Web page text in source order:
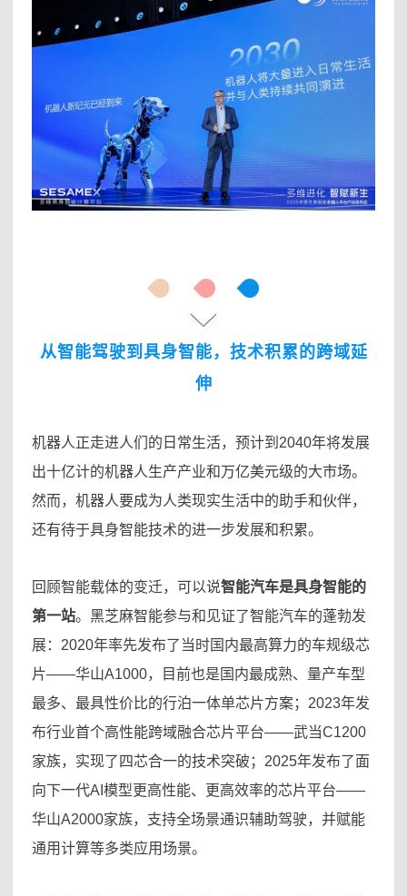
从智能驾驶到具身智能，技术积累的跨域延
伸
机器人正走进人们的日常生活，预计到2040年将发展
出十亿计的机器人生产产业和万亿美元级的大市场。
然而，机器人要成为人类现实生活中的助手和伙伴，
还有待于具身智能技术的进一步发展和积累。
回顾智能载体的变迁，可以说智能汽车是具身智能的
第一站。黑芝麻智能参与和见证了智能汽车的蓬勃发
展：2020年率先发布了当时国内最高算力的车规级芯
片——华山A1000，目前也是国内最成熟、量产车型
最多、最具性价比的行泊一体单芯片方案；2023年发
布行业首个高性能跨域融合芯片平台——武当C1200
家族，实现了四芯合一的技术突破；2025年发布了面
向下一代AI模型更高性能、更高效率的芯片平台——
华山A2000家族，支持全场景通识辅助驾驶，并赋能
通用计算等多类应用场景。